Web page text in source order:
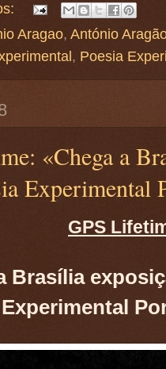
Aragao, António
, Poesia
«Chega a
Experimental
GPS
Brasília
Experimental